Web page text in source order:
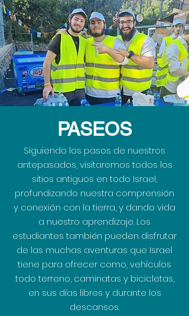
PASEOS
Siguiendo los pasos de nuestros
antepasados, visitaremos todos los
sitios antiguos en todo Israel,
profundizando nuestra comprensión
y conexión con la tierra, y dando vida
a nuestro aprendizaje. Los
estudiantes también pueden disfrutar
de las muchas aventuras que Israel
tiene para ofrecer como, vehículos
todo terreno, caminatas y bicicletas,
en sus días libres y durante los
descansos.